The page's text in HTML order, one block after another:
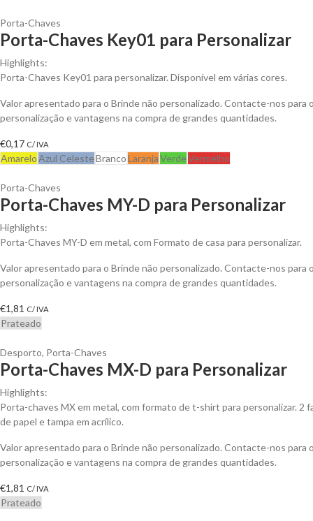
Porta-Chaves
Porta-Chaves Key01 para Personalizar
Highlights:
Porta-Chaves Key01 para personalizar. Disponível em várias cores.
Valor apresentado para o Brinde não personalizado. Contacte-nos para
personalização e vantagens na compra de grandes quantidades.
€0,17 C/ IVA
AmareloAzul CelesteBrancoLaranjaVerdeVermelho
Porta-Chaves
Porta-Chaves MY-D para Personalizar
Highlights:
Porta-Chaves MY-D em metal, com Formato de casa para personalizar.
Valor apresentado para o Brinde não personalizado. Contacte-nos para
personalização e vantagens na compra de grandes quantidades.
€1,81 C/ IVA
Prateado
Desporto, Porta-Chaves
Porta-Chaves MX-D para Personalizar
Highlights:
Porta-chaves MX em metal, com formato de t-shirt para personalizar. 2
de papel e tampa em acrílico.
Valor apresentado para o Brinde não personalizado. Contacte-nos para
personalização e vantagens na compra de grandes quantidades.
€1,81 C/ IVA
Prateado